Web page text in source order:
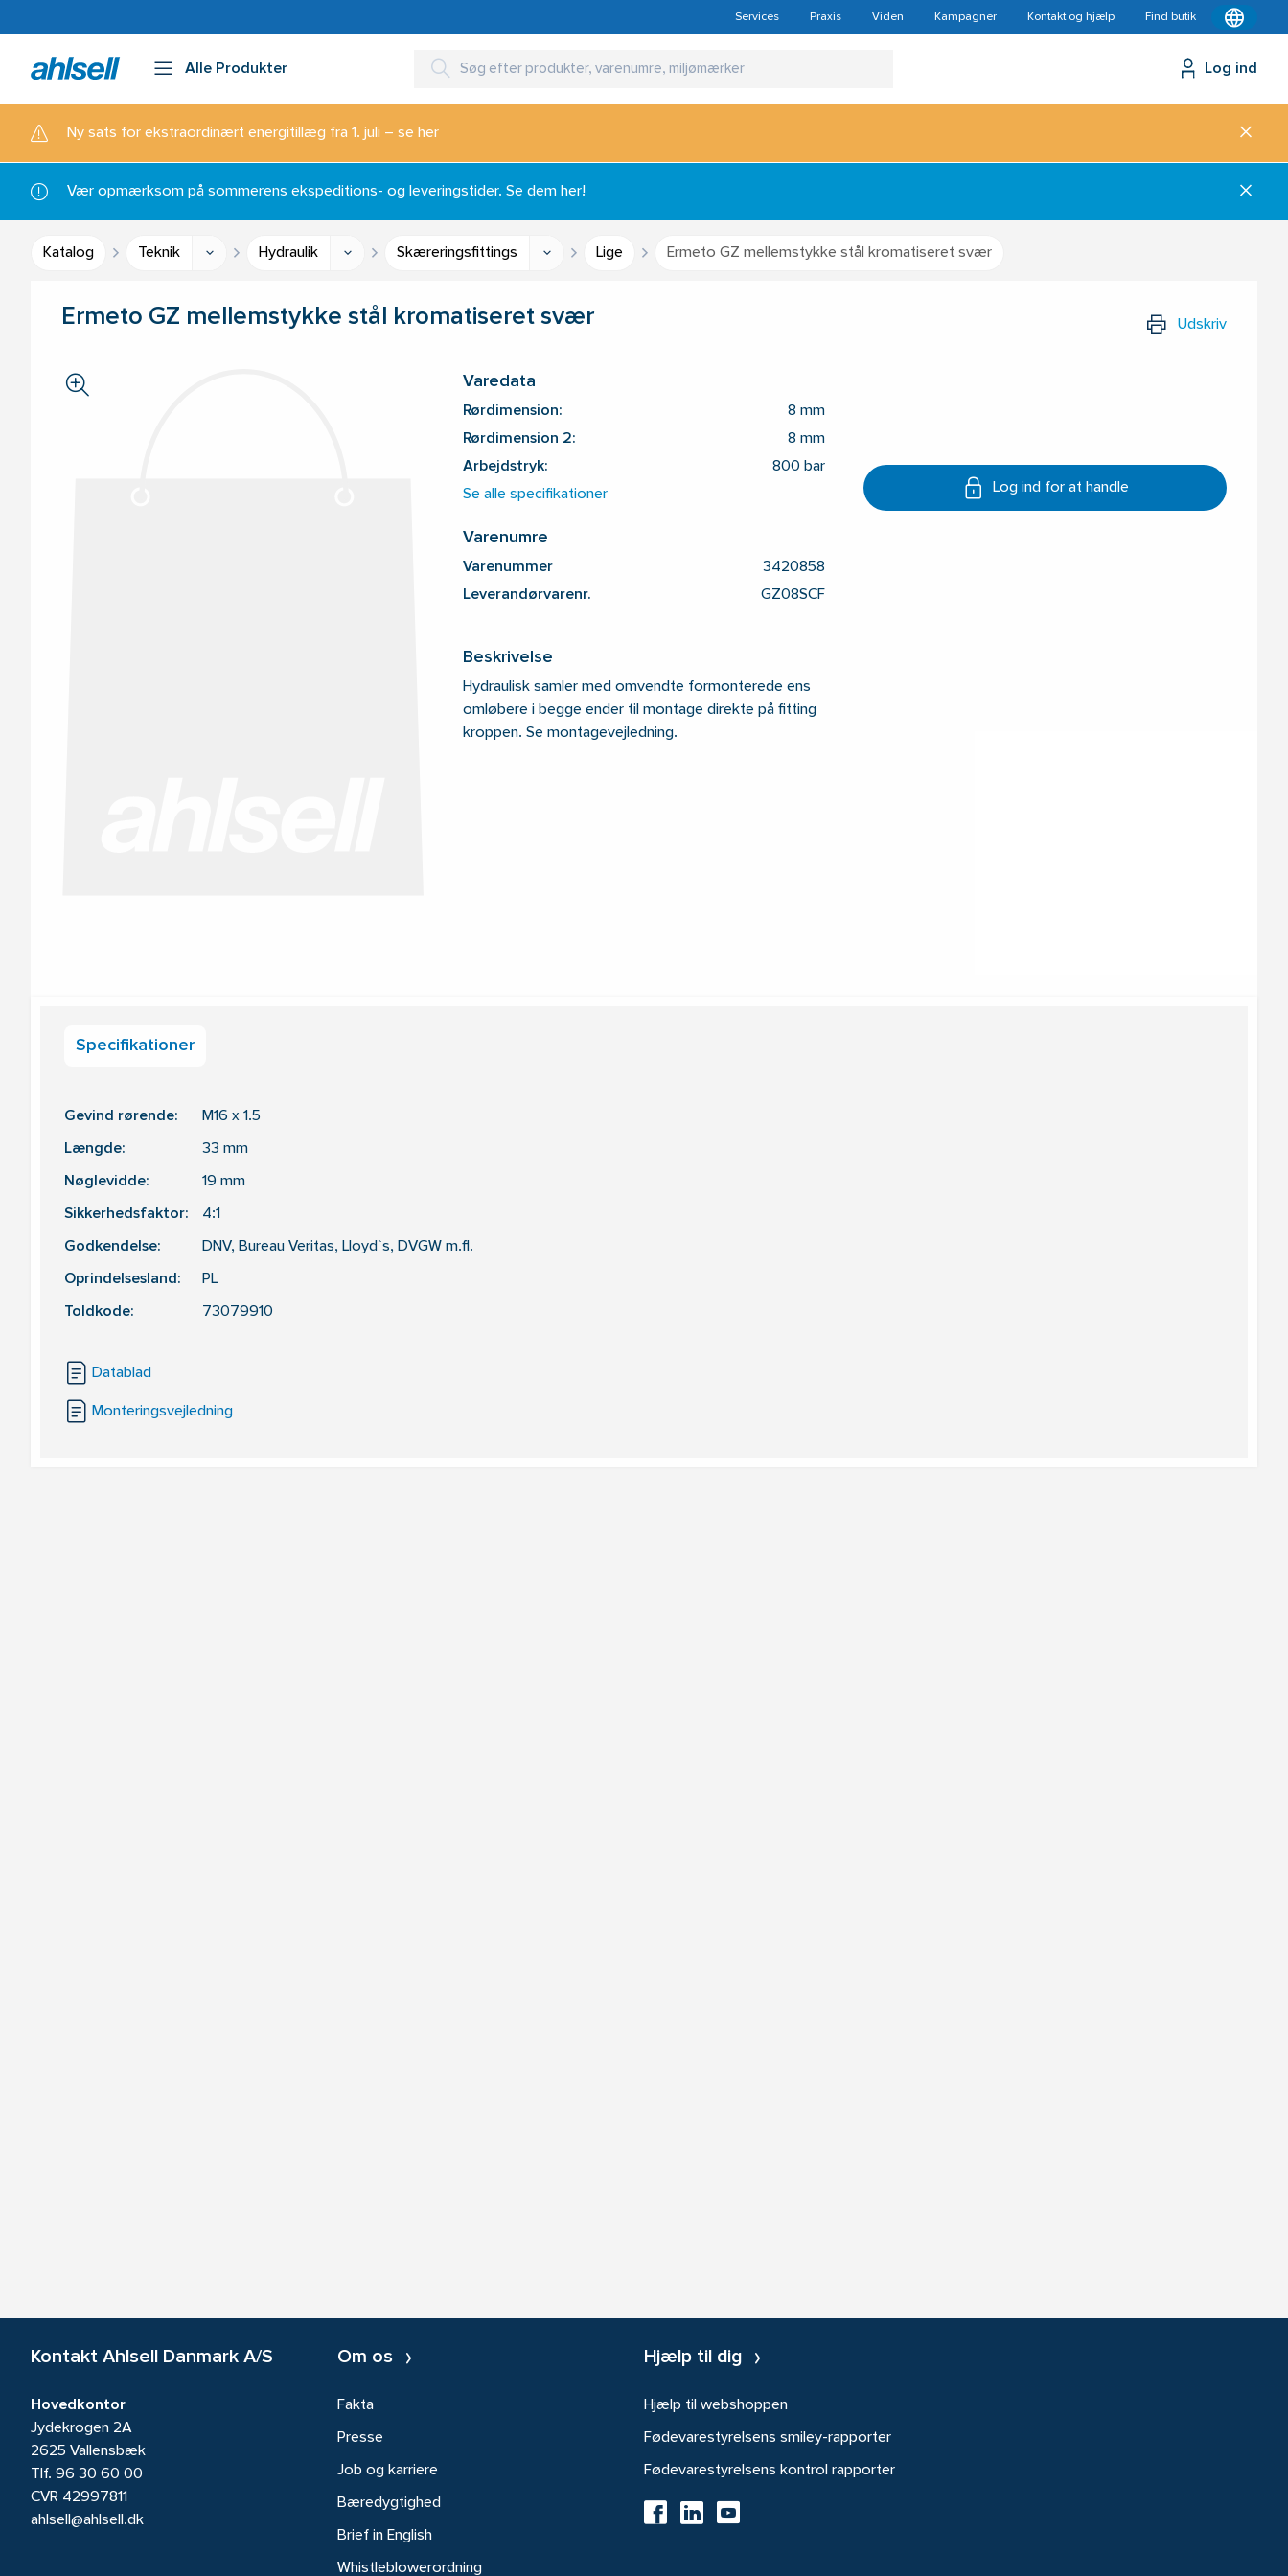
Services Praxis Viden Kampagner Kontakt og hjælp Find butik
Alle Produkter Log ind
Ny sats for ekstraordinært energitillæg fra 1. juli – se her
Vær opmærksom på sommerens ekspeditions- og leveringstider. Se dem her!
Katalog Teknik Hydraulik Skæreringsfittings Lige Ermeto GZ mellemstykke stål kromatiseret svær
Ermeto GZ mellemstykke stål kromatiseret svær Udskriv
Varedata
Rørdimension: 8 mm
Rørdimension 2: 8 mm
Arbejdstryk: 800 bar
Se alle specifikationer
Varenumre
Varenummer 3420858
Leverandørvarenr. GZ08SCF
Beskrivelse
Hydraulisk samler med omvendte formonterede ens
omløbere i begge ender til montage direkte på fitting
kroppen. Se montagevejledning.
Log ind for at handle
Specifikationer
Gevind rørende: M16 x 1.5
Længde: 33 mm
Nøglevidde: 19 mm
Sikkerhedsfaktor: 4:1
Godkendelse: DNV, Bureau Veritas, Lloyd`s, DVGW m.fl.
Oprindelsesland: PL
Toldkode: 73079910
Datablad
Monteringsvejledning
Kontakt Ahlsell Danmark A/S
Hovedkontor
Jydekrogen 2A
2625 Vallensbæk
Tlf. 96 30 60 00
CVR 42997811
ahlsell@ahlsell.dk
Om os
Fakta
Presse
Job og karriere
Bæredygtighed
Brief in English
Whistleblowerordning
Hjælp til dig
Hjælp til webshoppen
Fødevarestyrelsens smiley-rapporter
Fødevarestyrelsens kontrol rapporter